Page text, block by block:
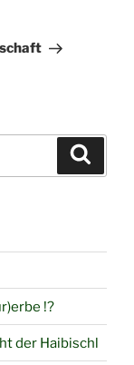
!?
der Haibischl